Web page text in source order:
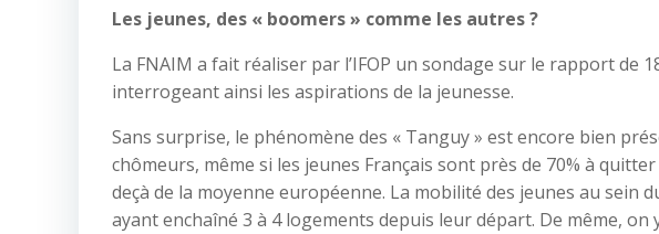
Les jeunes, des « boomers » comme les autres ?
La FNAIM a fait réaliser par l’IFOP un sondage sur le rapport de
interrogeant ainsi les aspirations de la jeunesse.
Sans surprise, le phénomène des « Tanguy » est encore bien
chômeurs, même si les jeunes Français sont près de 70% à
deçà de la moyenne européenne. La mobilité des jeunes au sein
ayant enchaîné 3 à 4 logements depuis leur départ. De même,